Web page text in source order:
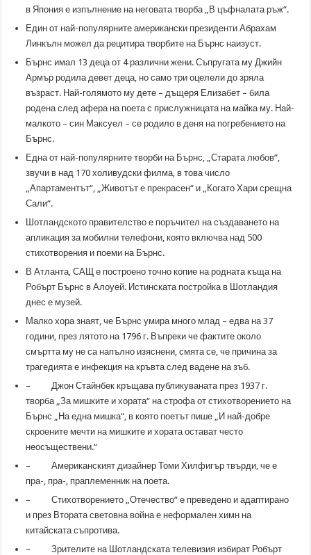
в Япония е изпълнение на неговата творба „В цъфналата ръж“.
Един от най-популярните американски президенти Абрахам
Линкълн можел да рецитира творбите на Бърнс наизуст.
Бърнс имал 13 деца от 4 различни жени. Съпругата му Джийн
Армър родила девет деца, но само три оцелели до зряла
възраст. Най-голямото му дете – дъщеря Елизабет – била
родена след афера на поета с прислужницата на майка му. Най-
малкото – син Максуел – се родило в деня на погребението на
Бърнс.
Една от най-популярните творби на Бърнс, „Старата любов“,
звучи в над 170 холивудски филма, в това число
„Апартаментът“, „Животът е прекрасен“ и „Когато Хари срещна
Сали“.
Шотландското правителство е поръчител на създаването на
апликация за мобилни телефони, която включва над 500
стихотворения и поеми на Бърнс.
В Атланта, САЩ е построено точно копие на родната къща на
Робърт Бърнс в Алоуей. Истинската постройка в Шотландия
днес е музей.
Малко хора знаят, че Бърнс умира много млад – едва на 37
години, през лятото на 1796 г. Въпреки че фактите около
смъртта му не са напълно изяснени, смята се, че причина за
трагедията е инфекция на кръвта след вадене на зъб.
– Джон Стайнбек кръщава публикуваната през 1937 г.
творба „За мишките и хората“ на строфа от стихотворението на
Бърнс „На една мишка“, в която поетът пише „И най-добре
скроените мечти на мишките и хората остават често
неосъществени.“
– Американският дизайнер Томи Хилфигър твърди, че е
пра-, пра-, праплеменник на поета.
– Стихотворението „Отечество“ е преведено и адаптирано
и през Втората световна война е неформален химн на
китайската съпротива.
– Зрителите на Шотландската телевизия избират Робърт